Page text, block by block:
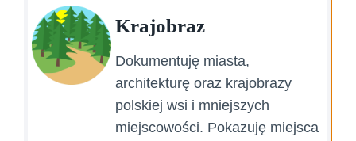
Krajobraz
Dokumentuję miasta,
architekturę oraz krajobrazy
polskiej wsi i mniejszych
miejscowości. Pokazuję miejsca